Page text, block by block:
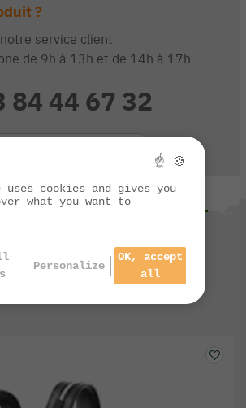
?
service client
de 9h à 13h et de 14h à 17h
84 44 67 32
SUGGÉRONS ÉGALEMENT
☝ 🍪
cookies and gives you
what you want to
Personalize
OK, accept
all